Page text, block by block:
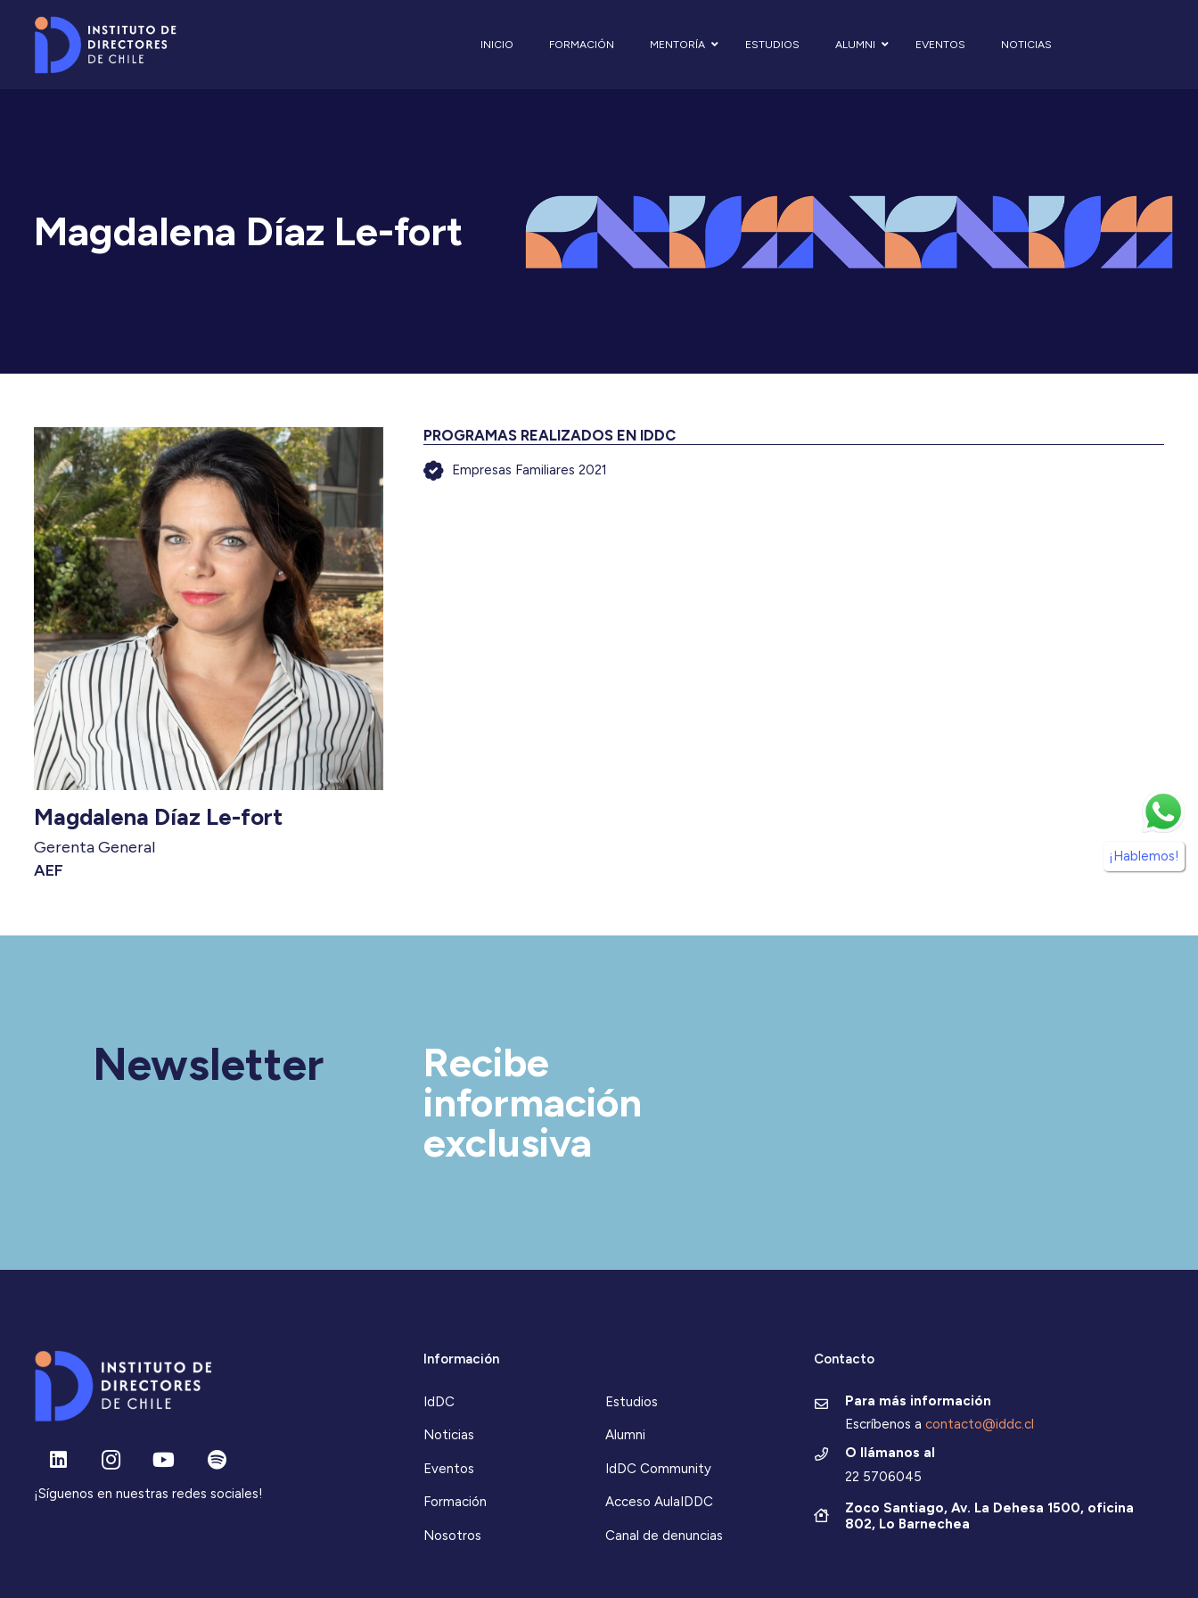
INICIO FORMACIÓN MENTORÍA ESTUDIOS ALUMNI EVENTOS NOTICIAS
Magdalena Díaz Le-fort
Magdalena Díaz Le-fort
Gerenta General
AEF
PROGRAMAS REALIZADOS EN IDDC
Empresas Familiares 2021
Newsletter
Recibe
información
exclusiva
¡Síguenos en nuestras redes sociales!
Información
IdDC
Noticias
Eventos
Formación
Nosotros
Estudios
Alumni
IdDC Community
Acceso AulaIDDC
Canal de denuncias
Contacto
Para más información
Escríbenos a contacto@iddc.cl
O llámanos al
22 5706045
Zoco Santiago, Av. La Dehesa 1500, oficina
802, Lo Barnechea
¡Hablemos!